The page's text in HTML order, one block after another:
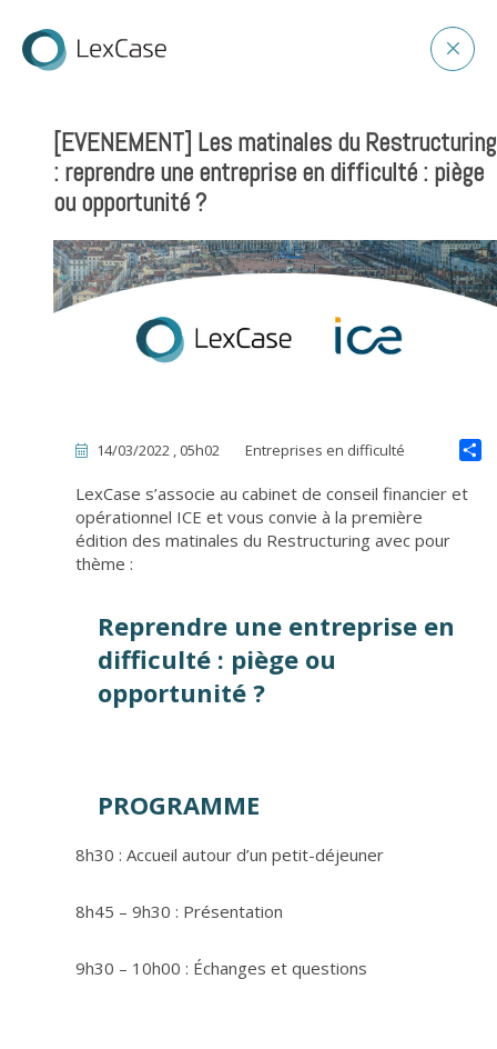
[EVENEMENT] Les matinales du Restructuring
: reprendre une entreprise en difficulté : piège
ou opportunité ?
14/03/2022 , 05h02 Entreprises en difficulté
LexCase s’associe au cabinet de conseil financier et
opérationnel ICE et vous convie à la première
édition des matinales du Restructuring avec pour
thème :
Reprendre une entreprise en
difficulté : piège ou
opportunité ?
PROGRAMME
8h30 : Accueil autour d’un petit-déjeuner
8h45 – 9h30 : Présentation
9h30 – 10h00 : Échanges et questions